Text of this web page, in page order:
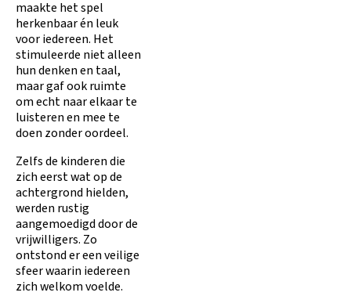
maakte het spel
herkenbaar én leuk
voor iedereen. Het
stimuleerde niet alleen
hun denken en taal,
maar gaf ook ruimte
om echt naar elkaar te
luisteren en mee te
doen zonder oordeel.
Zelfs de kinderen die
zich eerst wat op de
achtergrond hielden,
werden rustig
aangemoedigd door de
vrijwilligers. Zo
ontstond er een veilige
sfeer waarin iedereen
zich welkom voelde.